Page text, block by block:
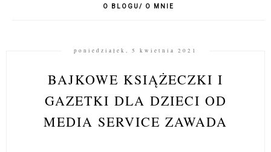
O BLOGU/ O MNIE
poniedziałek, 5 kwietnia 2021
BAJKOWE KSIĄŻECZKI I
GAZETKI DLA DZIECI OD
MEDIA SERVICE ZAWADA